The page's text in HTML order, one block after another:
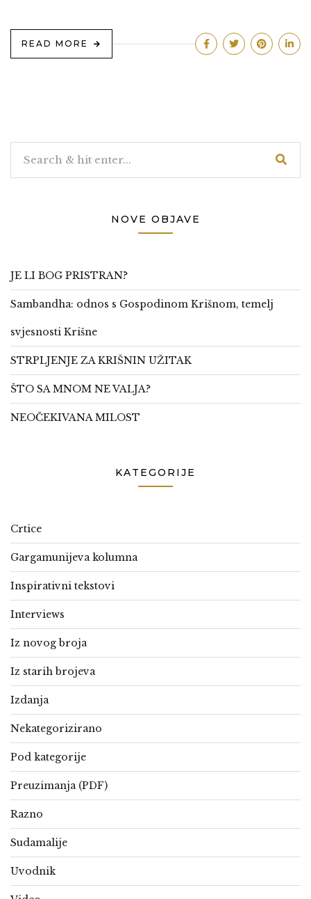
READ MORE
NOVE OBJAVE
JE LI BOG PRISTRAN?
Sambandha: odnos s Gospodinom Krišnom, temelj
svjesnosti Krišne
STRPLJENJE ZA KRIŠNIN UŽITAK
ŠTO SA MNOM NE VALJA?
NEOČEKIVANA MILOST
KATEGORIJE
Crtice
Gargamunijeva kolumna
Inspirativni tekstovi
Interviews
Iz novog broja
Iz starih brojeva
Izdanja
Nekategorizirano
Pod kategorije
Preuzimanja (PDF)
Razno
Sudamalije
Uvodnik